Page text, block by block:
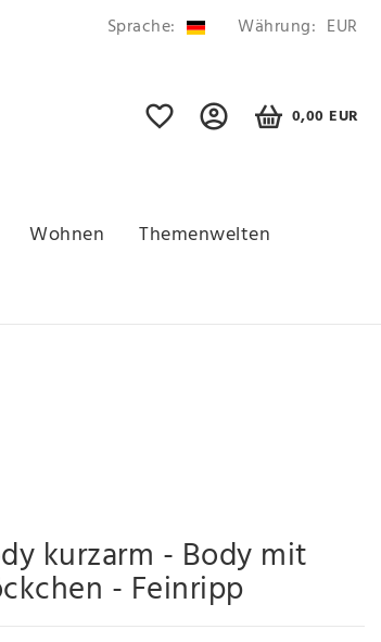
Sprache: Währung: EUR
0,00 EUR
Wohnen
Themenwelten
kurzarm - Body mit
- Feinripp